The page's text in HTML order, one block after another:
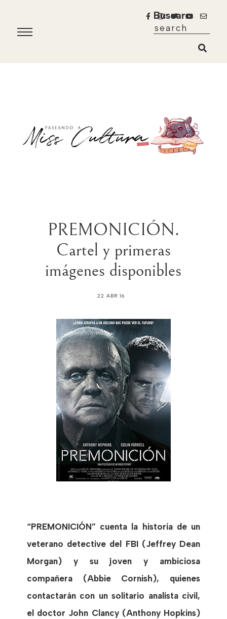
Buscar
PREMONICIÓN.
Cartel y primeras
imágenes disponibles
22 ABR 16
“PREMONICIÓN” cuenta la historia de un
veterano detective del FBI (Jeffrey Dean
Morgan) y su joven y ambiciosa
compañera (Abbie Cornish), quienes
contactarán con un solitario analista civil,
el doctor John Clancy (Anthony Hopkins)